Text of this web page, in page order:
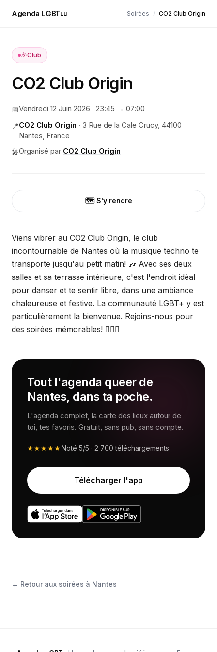
Agenda LGBT🏳️‍🌈 Soirées / CO2 Club Origin
🎉Club
CO2 Club Origin
📅Vendredi 12 Juin 2026 · 23:45 → 07:00
📍CO2 Club Origin · 3 Rue de la Cale Crucy, 44100
Nantes, France
🎤Organisé par CO2 Club Origin
🗺️ S'y rendre
Viens vibrer au CO2 Club Origin, le club
incontournable de Nantes où la musique techno te
transporte jusqu'au petit matin! 🎶 Avec ses deux
salles et sa terrasse intérieure, c'est l'endroit idéal
pour danser et te sentir libre, dans une ambiance
chaleureuse et festive. La communauté LGBT+ y est
particulièrement la bienvenue. Rejoins-nous pour
des soirées mémorables! 🏳️‍🌈🎉
Tout l'agenda queer de
Nantes, dans ta poche.
L'agenda complet, la carte des lieux autour de
toi, tes favoris. Gratuit, sans pub, sans compte.
★★★★★Noté 5/5 · 2 700 téléchargements
Télécharger l'app
← Retour aux soirées à Nantes